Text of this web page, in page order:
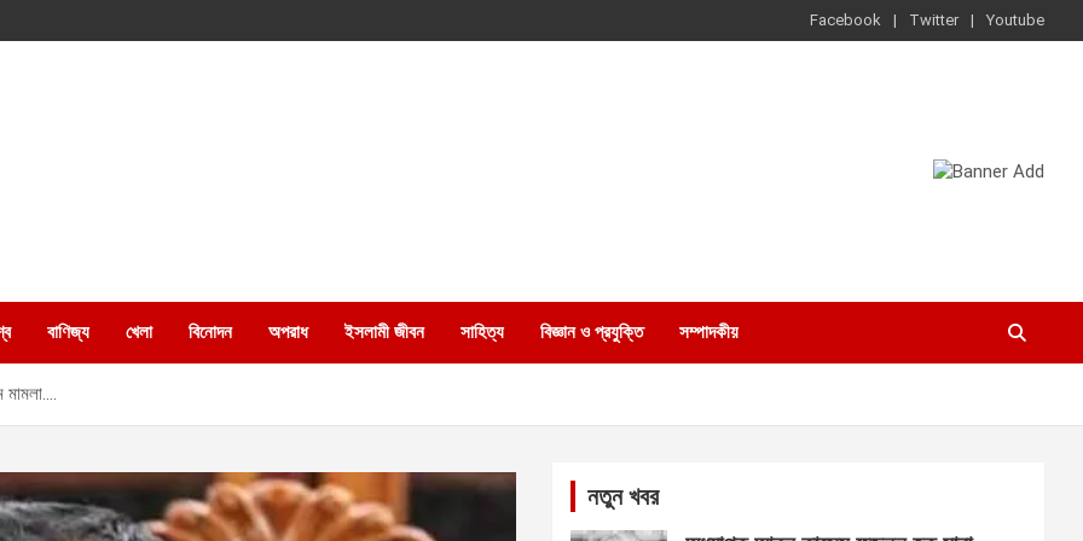
Facebook Twitter Youtube
বাণিজ্য খেলা বিনোদন অপরাধ ইসলামী জীবন সাহিত্য বিজ্ঞান ও প্রযুক্তি সম্পাদকীয়
মামলা….
নতুন খবর